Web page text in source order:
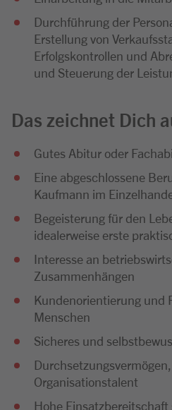
Durchführung der
Erstellung von
Erfolgskontrollen und
und Steuerung der
Das zeichnet Dich
Gutes Abitur oder
Eine abgeschlossene
Kaufmann im
Begeisterung für den
idealerweise erste
Interesse an
Zusammenhängen
Kundenorientierung und
Menschen
Sicheres und
Organisationstalent
Hohe